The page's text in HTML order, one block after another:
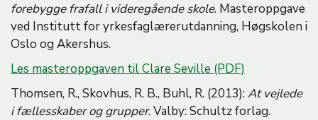
forebygge frafall i videregående skole. Masteroppgave
ved Institutt for yrkesfaglærerutdanning, Høgskolen i
Oslo og Akershus.
Les masteroppgaven til Clare Seville (PDF)
Thomsen, R., Skovhus, R. B., Buhl, R. (2013):At vejlede
i fællesskaber og grupper. Valby: Schultz forlag.